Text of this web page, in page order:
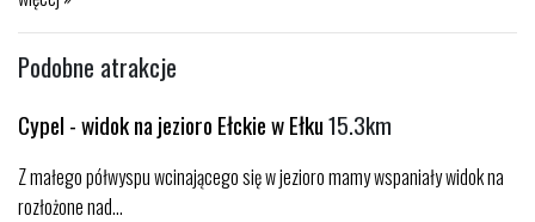
Podobne atrakcje
Cypel - widok na jezioro Ełckie w Ełku15.3km
Z małego półwyspu wcinającego się w jezioro mamy wspaniały widok na
rozłożone nad...